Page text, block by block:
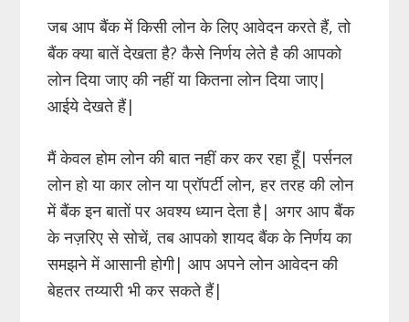
ac
e
b
o
o
k
w
itt
er
h
at
s
A
p
nt
er
e
st
b
o
ar
जब आप बैंक में किसी लोन के लिए आवेदन करते हैं, तो
बैंक क्या बातें देखता है? कैसे निर्णय लेते है की आपको
लोन दिया जाए की नहीं या कितना लोन दिया जाए|
आईये देखते हैं|
मैं केवल होम लोन की बात नहीं कर कर रहा हूँ| पर्सनल
लोन हो या कार लोन या प्रॉपर्टी लोन, हर तरह की लोन
में बैंक इन बातों पर अवश्य ध्यान देता है| अगर आप बैंक
के नज़रिए से सोचें, तब आपको शायद बैंक के निर्णय का
समझने में आसानी होगी| आप अपने लोन आवेदन की
बेहतर तय्यारी भी कर सकते हैं|